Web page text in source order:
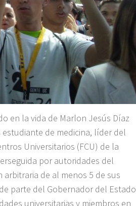
en la vida de Marlon Jesús Díaz
de medicina, líder del
Universitarios (FCU) de la
por autoridades del
de al menos 5 de sus
parte del Gobernador del Estado
universitarias y miembros en